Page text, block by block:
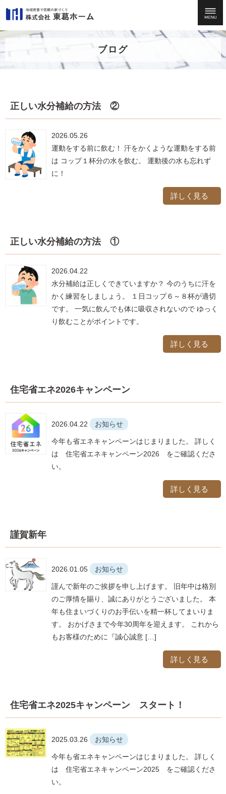
ブログ
正しい水分補給の方法 ②
2026.05.26
運動をする前に飲む！ 汗をかくような運動をする前
は コップ１杯分の水を飲む。 運動後の水も忘れず
に！
詳しく見る
正しい水分補給の方法 ①
2026.04.22
水分補給は正しくできていますか？ 今のうちに汗を
かく練習をしましょう。 １日コップ６～８杯が適切
です。 一気に飲んでも体に吸収されないので ゆっく
り飲むことがポイントです。
詳しく見る
住宅省エネ2026キャンペーン
2026.04.22 お知らせ
今年も省エネキャンペーンはじまりました。 詳しく
は 住宅省エネキャンペーン2026 をご確認くださ
い。
詳しく見る
謹賀新年
2026.01.05 お知らせ
謹んで新年のご挨拶を申し上げます。 旧年中は格別
のご厚情を賜り、誠にありがとうございました。 本
年も住まいづくりのお手伝いを精一杯してまいりま
す。 おかげさまで今年30周年を迎えます。 これから
もお客様のために『誠心誠意 […]
詳しく見る
住宅省エネ2025キャンペーン スタート！
2025.03.26 お知らせ
今年も省エネキャンペーンはじまりました。 詳しく
は 住宅省エネキャンペーン2025 をご確認くださ
い。